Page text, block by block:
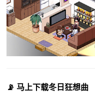
📡 马上下载冬日狂想曲